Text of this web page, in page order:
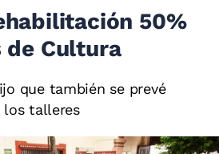
50%
de Cultura
que también se prevé
los talleres